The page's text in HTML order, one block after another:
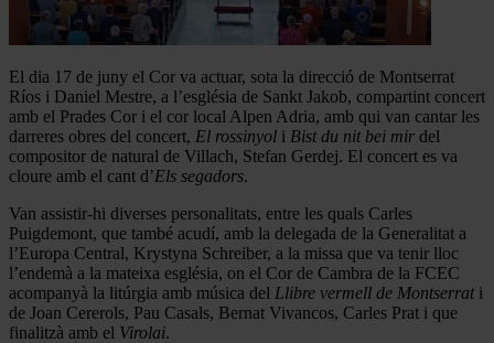
El dia 17 de juny el Cor va actuar, sota la direcció de Montserrat
Ríos i Daniel Mestre, a l’església de Sankt Jakob, compartint concert
amb el Prades Cor i el cor local Alpen Adria, amb qui van cantar les
darreres obres del concert, El rossinyol i Bist du nit bei mir del
compositor de natural de Villach, Stefan Gerdej. El concert es va
cloure amb el cant d’Els segadors.
Van assistir-hi diverses personalitats, entre les quals Carles
Puigdemont, que també acudí, amb la delegada de la Generalitat a
l’Europa Central, Krystyna Schreiber, a la missa que va tenir lloc
l’endemà a la mateixa església, on el Cor de Cambra de la FCEC
acompanyà la litúrgia amb música del Llibre vermell de Montserrat i
de Joan Cererols, Pau Casals, Bernat Vivancos, Carles Prat i que
finalitzà amb el Virolai.